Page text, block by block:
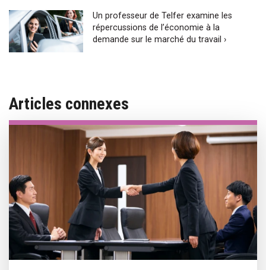
Un professeur de Telfer examine les
répercussions de l’économie à la
demande sur le marché du travail ›
Articles connexes